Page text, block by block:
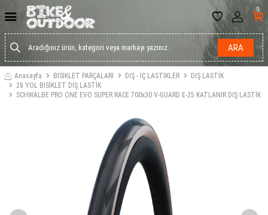
ARA
0
Anasayfa BİSİKLET PARÇALARI DIŞ - İÇ LASTİKLER
DIŞ LASTİK
28 YOL BİSİKLET DIŞ LASTİK
SCHWALBE PRO ONE EVO SUPER RACE 700x30 V-GUARD E-25 KATLANIR DIŞ LASTİK